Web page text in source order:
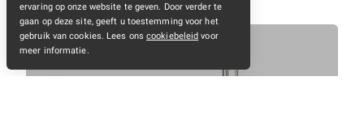
ervaring op onze website te geven. Door verder te
gaan op deze site, geeft u toestemming voor het
gebruik van cookies. Lees onscookiebeleid voor
meer informatie.